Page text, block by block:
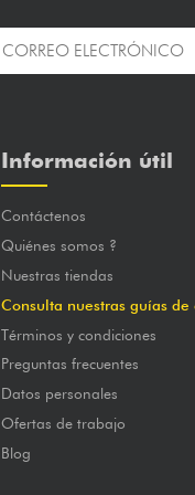
Información útil
Contáctenos
Quiénes somos ?
Nuestras tiendas
Consulta nuestras guías de
Términos y condiciones
Preguntas frecuentes
Datos personales
Ofertas de trabajo
Blog